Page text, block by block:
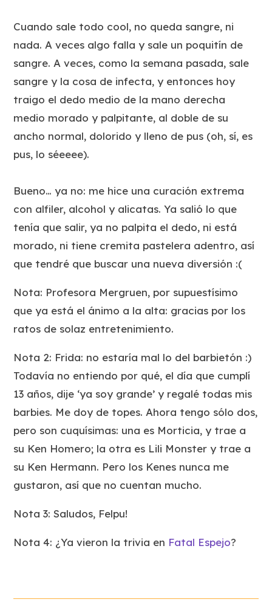
Cuando sale todo cool, no queda sangre, ni
nada. A veces algo falla y sale un poquitín de
sangre. A veces, como la semana pasada, sale
sangre y la cosa de infecta, y entonces hoy
traigo el dedo medio de la mano derecha
medio morado y palpitante, al doble de su
ancho normal, dolorido y lleno de pus (oh, sí, es
pus, lo séeeee).
Bueno… ya no: me hice una curación extrema
con alfiler, alcohol y alicatas. Ya salió lo que
tenía que salir, ya no palpita el dedo, ni está
morado, ni tiene cremita pastelera adentro, así
que tendré que buscar una nueva diversión :(
Nota: Profesora Mergruen, por supuestísimo
que ya está el ánimo a la alta: gracias por los
ratos de solaz entretenimiento.
Nota 2: Frida: no estaría mal lo del barbietón :)
Todavía no entiendo por qué, el día que cumplí
13 años, dije ‘ya soy grande’ y regalé todas mis
barbies. Me doy de topes. Ahora tengo sólo dos,
pero son cuquísimas: una es Morticia, y trae a
su Ken Homero; la otra es Lili Monster y trae a
su Ken Hermann. Pero los Kenes nunca me
gustaron, así que no cuentan mucho.
Nota 3: Saludos, Felpu!
Nota 4: ¿Ya vieron la trivia en Fatal Espejo?